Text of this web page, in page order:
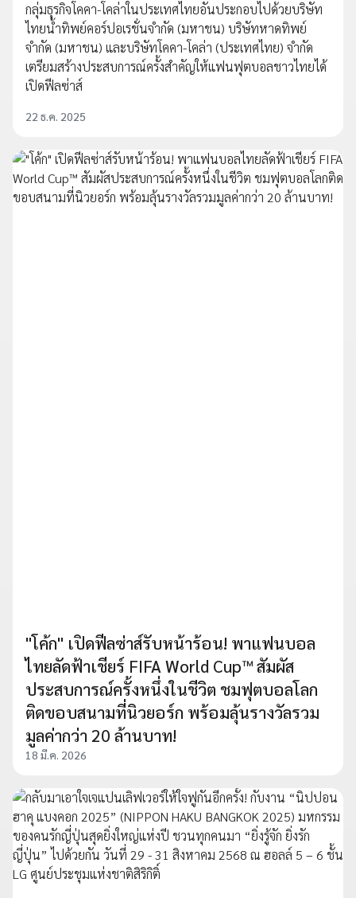
กลุ่มธุรกิจโคคา-โคล่าในประเทศไทยอันประกอบไปด้วยบริษัท
ไทยน้ำทิพย์คอร์ปอเรชั่นจำกัด (มหาชน) บริษัทหาดทิพย์
จำกัด (มหาชน) และบริษัทโคคา-โคล่า (ประเทศไทย) จำกัด
เตรียมสร้างประสบการณ์ครั้งสำคัญให้แฟนฟุตบอลชาวไทยได้
เปิดฟีลซ่าส์
22 ธ.ค. 2025
"โค้ก" เปิดฟีลซ่าส์รับหน้าร้อน! พาแฟนบอล
ไทยลัดฟ้าเชียร์ FIFA World Cup™ สัมผัส
ประสบการณ์ครั้งหนึ่งในชีวิต ชมฟุตบอลโลก
ติดขอบสนามที่นิวยอร์ก พร้อมลุ้นรางวัลรวม
มูลค่ากว่า 20 ล้านบาท!
18 มี.ค. 2026